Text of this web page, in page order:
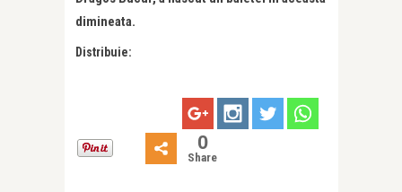
dimineata.
Distribuie:
0
Share